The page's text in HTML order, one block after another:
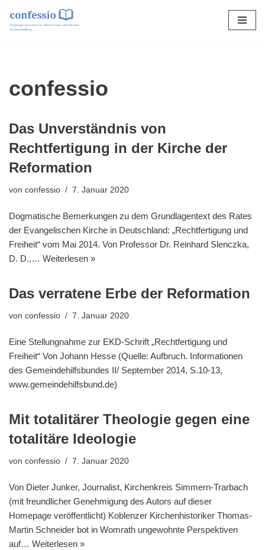
Zum
confessio
Das Unverständnis von
Rechtfertigung in der Kirche der
Reformation
von confessio 7. Januar 2020
Dogmatische Bemerkungen zu dem Grundlagentext des Rates
der Evangelischen Kirche in Deutschland: „Rechtfertigung und
Freiheit“ vom Mai 2014. Von Professor Dr. Reinhard Slenczka,
D. D.,… Weiterlesen »
Das verratene Erbe der Reformation
von confessio 7. Januar 2020
Eine Stellungnahme zur EKD-Schrift „Rechtfertigung und
Freiheit“ Von Johann Hesse (Quelle: Aufbruch. Informationen
des Gemeindehilfsbundes II/ September 2014, S.10-13,
www.gemeindehilfsbund.de)
Mit totalitärer Theologie gegen eine
totalitäre Ideologie
von confessio 7. Januar 2020
Von Dieter Junker, Journalist, Kirchenkreis Simmern-Trarbach
(mit freundlicher Genehmigung des Autors auf dieser
Homepage veröffentlicht) Koblenzer Kirchenhistoriker Thomas-
Martin Schneider bot in Womrath ungewohnte Perspektiven
auf… Weiterlesen »